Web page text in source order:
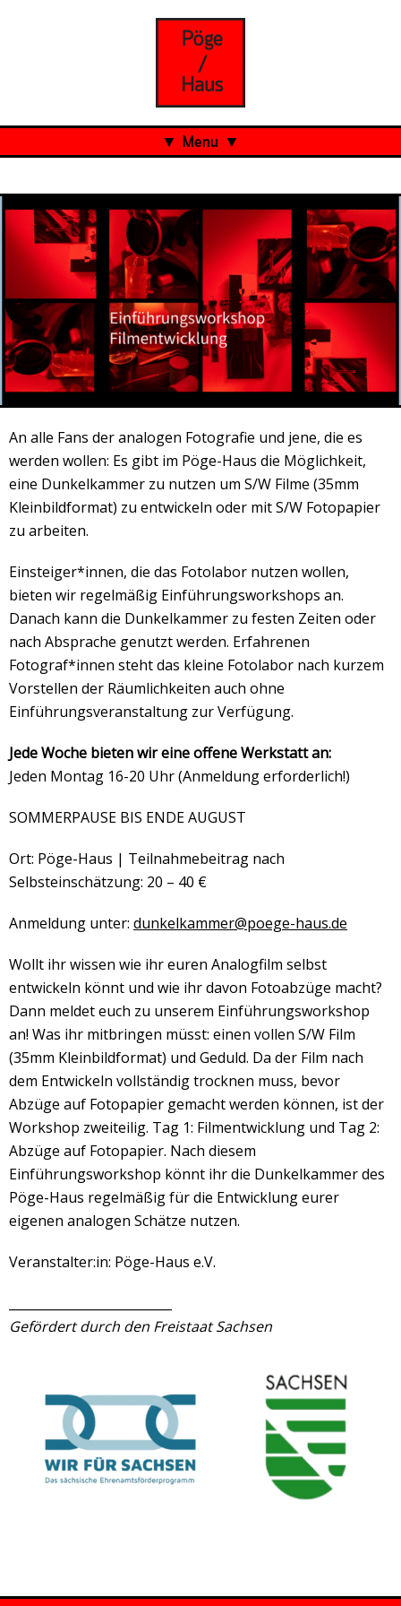
Menu
Projects
Über uns
Was ist das Pöge-Haus?
Team
Organisation
Mitarbeit
Veranstaltungsrückblick
Kontakt und Anfahrt
Datenschutz
Räume mieten
Presse/Newsletter
#1446 (no title)
Deutsch
English
An alle Fans der analogen Fotografie und jene, die es
werden wollen: Es gibt im Pöge-Haus die Möglichkeit,
eine Dunkelkammer zu nutzen um S/W Filme (35mm
Kleinbildformat) zu entwickeln oder mit S/W Fotopapier
zu arbeiten.
Einsteiger*innen, die das Fotolabor nutzen wollen,
bieten wir regelmäßig Einführungsworkshops an.
Danach kann die Dunkelkammer zu festen Zeiten oder
nach Absprache genutzt werden. Erfahrenen
Fotograf*innen steht das kleine Fotolabor nach kurzem
Vorstellen der Räumlichkeiten auch ohne
Einführungsveranstaltung zur Verfügung.
Jede Woche bieten wir eine offene Werkstatt an:
Jeden Montag 16-20 Uhr (Anmeldung erforderlich!)
SOMMERPAUSE BIS ENDE AUGUST
Ort: Pöge-Haus | Teilnahmebeitrag nach
Selbsteinschätzung: 20 – 40 €
Anmeldung unter: dunkelkammer@poege-haus.de
Wollt ihr wissen wie ihr euren Analogfilm selbst
entwickeln könnt und wie ihr davon Fotoabzüge macht?
Dann meldet euch zu unserem Einführungsworkshop
an! Was ihr mitbringen müsst: einen vollen S/W Film
(35mm Kleinbildformat) und Geduld. Da der Film nach
dem Entwickeln vollständig trocknen muss, bevor
Abzüge auf Fotopapier gemacht werden können, ist der
Workshop zweiteilig. Tag 1: Filmentwicklung und Tag 2:
Abzüge auf Fotopapier. Nach diesem
Einführungsworkshop könnt ihr die Dunkelkammer des
Pöge-Haus regelmäßig für die Entwicklung eurer
eigenen analogen Schätze nutzen.
Veranstalter:in: Pöge-Haus e.V.
Gefördert durch den Freistaat Sachsen